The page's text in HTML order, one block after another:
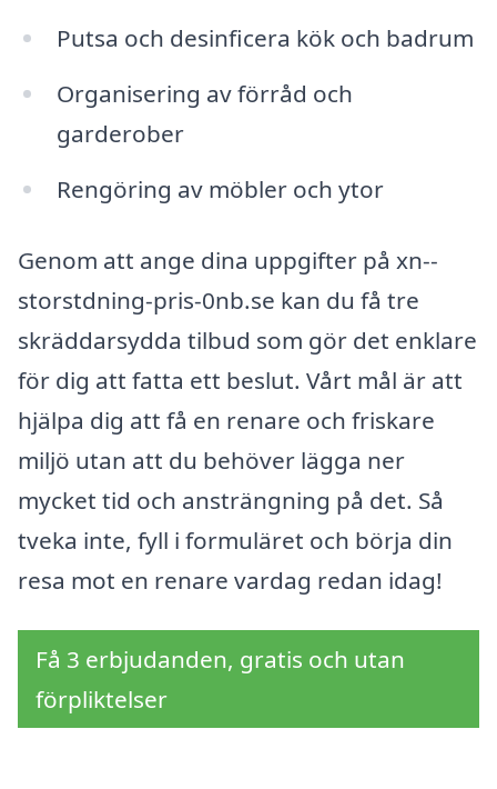
Putsa och desinficera kök och badrum
Organisering av förråd och
garderober
Rengöring av möbler och ytor
Genom att ange dina uppgifter på xn--
storstdning-pris-0nb.se kan du få tre
skräddarsydda tilbud som gör det enklare
för dig att fatta ett beslut. Vårt mål är att
hjälpa dig att få en renare och friskare
miljö utan att du behöver lägga ner
mycket tid och ansträngning på det. Så
tveka inte, fyll i formuläret och börja din
resa mot en renare vardag redan idag!
Få 3 erbjudanden, gratis och utan
förpliktelser